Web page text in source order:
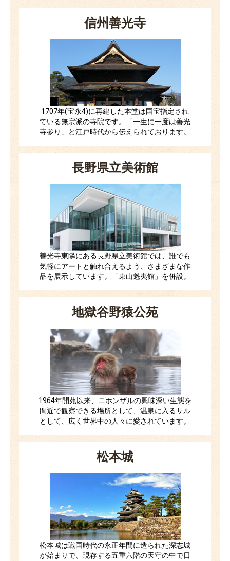
信州善光寺
1707年(宝永4)に再建した本堂は国宝指定され
ている無宗派の寺院です。「一生に一度は善光
寺参り」と江戸時代から伝えられております。
長野県立美術館
善光寺東隣にある長野県立美術館では、誰でも
気軽にアートと触れ合えるよう、さまざまな作
品を展示しています。「東山魁夷館」を併設。
地獄谷野猿公苑
1964年開苑以来、ニホンザルの興味深い生態を
間近で観察できる場所として、温泉に入るサル
として、広く世界中の人々に愛されています。
松本城
松本城は戦国時代の永正年間に造られた深志城
が始まりで、現存する五重六階の天守の中で日